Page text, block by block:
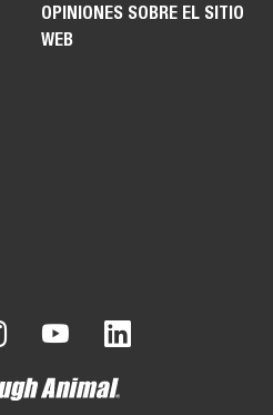
OPINIONES SOBRE EL SITIO
WEB